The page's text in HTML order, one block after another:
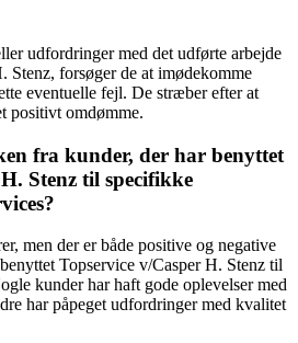
udfordringer med det udførte arbejde
Stenz, forsøger de at imødekomme
eventuelle fejl. De stræber efter at
positivt omdømme.
fra kunder, der har benyttet
Stenz til specifikke
men der er både positive og negative
Topservice v/Casper H. Stenz til
kunder har haft gode oplevelser med
har påpeget udfordringer med kvalitet